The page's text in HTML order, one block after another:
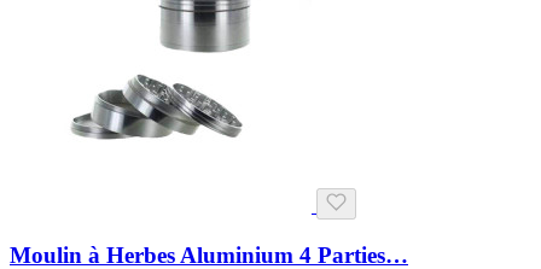
Moulin à Herbes Aluminium 4 Parties…